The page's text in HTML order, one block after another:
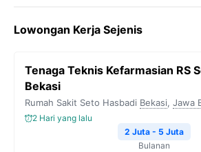
e
o
k
t
e
e
r
a
m
t
A
p
y
i
n
Lowongan Kerja Sejenis
Tenaga Teknis Kefarmasian RS
Bekasi
Rumah Sakit Seto Hasbadi Bekasi, Jawa
2 Hari yang lalu
2 Juta - 5 Juta
Bulanan